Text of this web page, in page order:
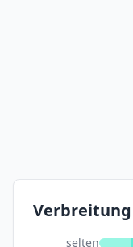
Verbreitung
selten